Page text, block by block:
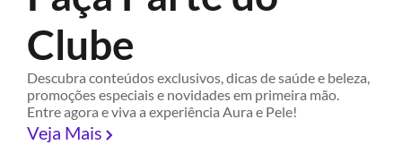
Clube
Descubra conteúdos exclusivos, dicas de saúde e beleza,
promoções especiais e novidades em primeira mão.
Entre agora e viva a experiência Aura e Pele!
Veja Mais